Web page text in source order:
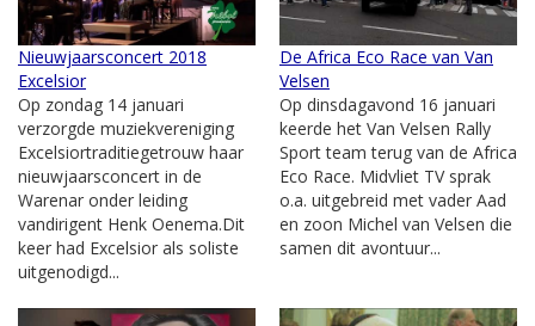
Nieuwjaarsconcert 2018
Excelsior
Op zondag 14 januari
verzorgde muziekvereniging
Excelsiortraditiegetrouw haar
nieuwjaarsconcert in de
Warenar onder leiding
vandirigent Henk Oenema.Dit
keer had Excelsior als soliste
uitgenodigd...
De Africa Eco Race van Van
Velsen
Op dinsdagavond 16 januari
keerde het Van Velsen Rally
Sport team terug van de Africa
Eco Race. Midvliet TV sprak
o.a. uitgebreid met vader Aad
en zoon Michel van Velsen die
samen dit avontuur...